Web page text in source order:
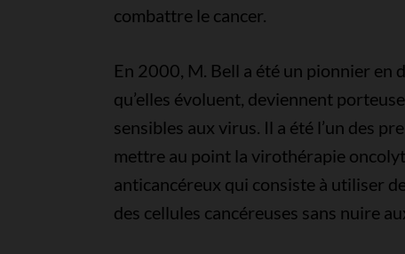
combattre le cancer.
En 2000, M. Bell a été un pionnier en
qu’elles évoluent, deviennent
sensibles aux virus. Il a été l’un des
mettre au point la virothérapie
anticancéreux qui consiste à utiliser
des cellules cancéreuses sans nuire